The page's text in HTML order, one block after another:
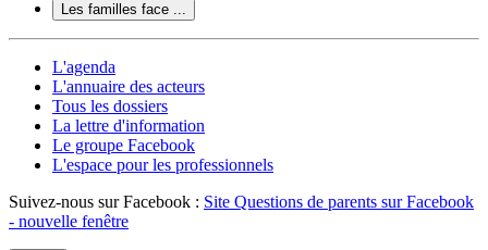
Les familles face ...
L'agenda
L'annuaire des acteurs
Tous les dossiers
La lettre d'information
Le groupe Facebook
L'espace pour les professionnels
Suivez-nous sur Facebook : Site Questions de parents sur Facebook
- nouvelle fenêtre